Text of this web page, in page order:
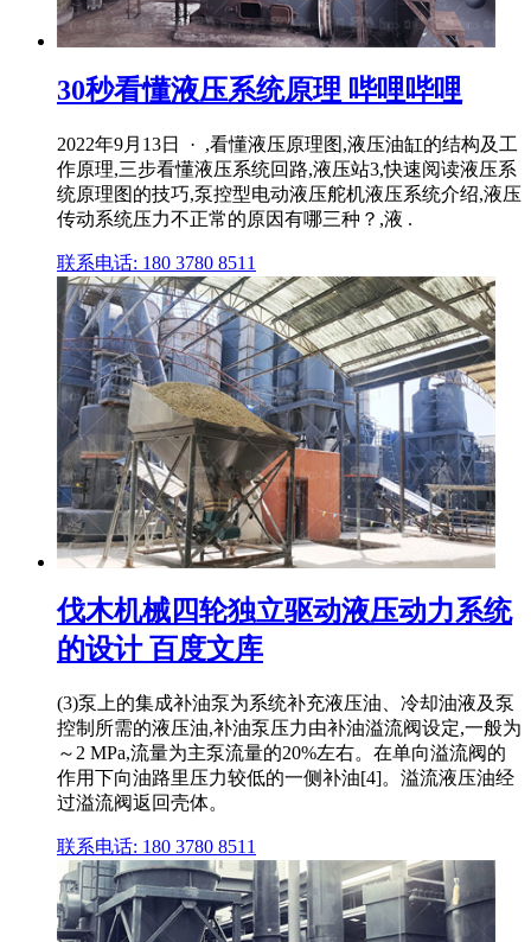
30秒看懂液压系统原理 哔哩哔哩
2022年9月13日 · ,看懂液压原理图,液压油缸的结构及工
作原理,三步看懂液压系统回路,液压站3,快速阅读液压系
统原理图的技巧,泵控型电动液压舵机液压系统介绍,液压
传动系统压力不正常的原因有哪三种？,液 .
联系电话: 180 3780 8511
伐木机械四轮独立驱动液压动力系统
的设计 百度文库
(3)泵上的集成补油泵为系统补充液压油、冷却油液及泵
控制所需的液压油,补油泵压力由补油溢流阀设定,一般为
～2 MPa,流量为主泵流量的20%左右。在单向溢流阀的
作用下向油路里压力较低的一侧补油[4]。溢流液压油经
过溢流阀返回壳体。
联系电话: 180 3780 8511